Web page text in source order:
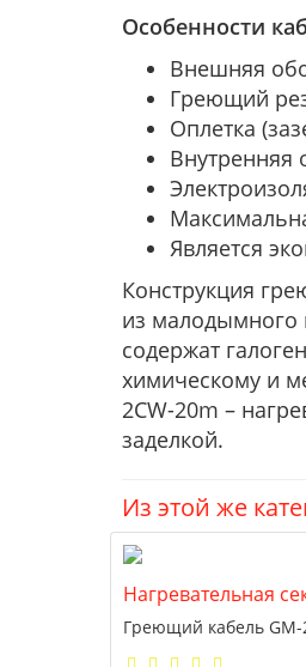
Особенности
Внешняя
Греющий
Оплетка
Внутренняя
Является
Конструкция
из малодымного
содержат
химическому и
2CW-20m –
заделкой.
Из этой же
Нагревательная
Греющий кабель GM-